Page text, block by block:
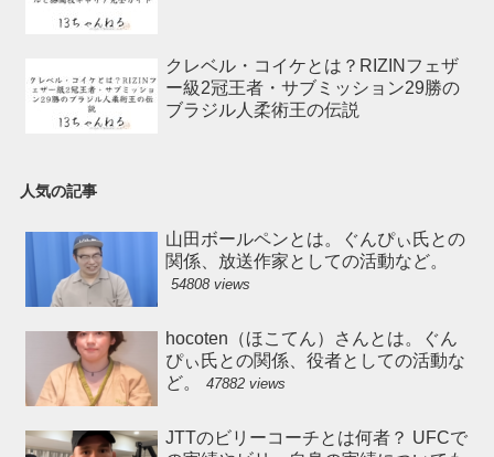
クレベル・コイケとは？RIZINフェザ
ー級2冠王者・サブミッション29勝の
ブラジル人柔術王の伝説
人気の記事
山田ボールペンとは。ぐんぴぃ氏との
関係、放送作家としての活動など。
54808 views
hocoten（ほこてん）さんとは。ぐん
ぴぃ氏との関係、役者としての活動な
ど。
47882 views
JTTのビリーコーチとは何者？ UFCで